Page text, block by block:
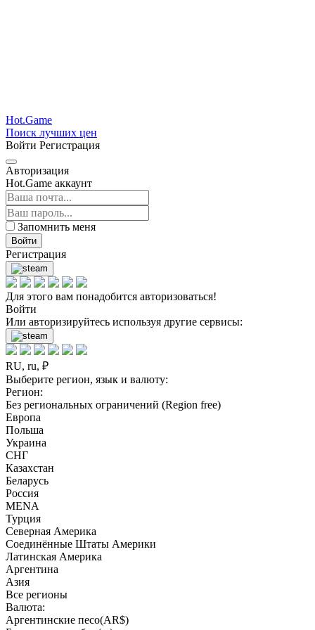
Hot.Game
Поиск лучших цен
Войти Регистрация
Авторизация
Hot.Game аккаунт
Запомнить меня
Войти
Регистрация
Для этого вам понадобится авторизоваться!
Войти
Или авторизируйтесь используя другие сервисы:
RU, ru, ₽
Выберите регион, язык и валюту:
Регион:
Без региональных ограничений (Region free)
Европа
Польша
Украина
СНГ
Казахстан
Беларусь
Россия
MENA
Турция
Северная Америка
Соединённые Штаты Америки
Латинская Америка
Аргентина
Азия
Все регионы
Валюта:
Аргентинские песо(AR$)